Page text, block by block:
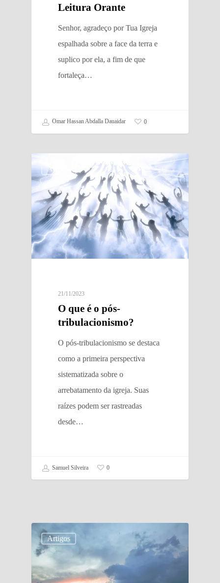
Leitura Orante
Senhor, agradeço por Tua Igreja
espalhada sobre a face da terra e
suplico por ela, a fim de que
fortaleça…
Omar Hassan Abdalla Dauaidar 0
Artigos
21/11/2023
O que é o pós-
tribulacionismo?
O pós-tribulacionismo se destaca
como a primeira perspectiva
sistematizada sobre o
arrebatamento da igreja. Suas
raízes podem ser rastreadas
desde…
Samuel Silveira 0
Artigos